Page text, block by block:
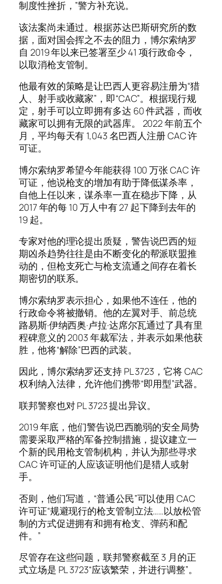
制度性挫折，”警方补充说。
该法案尚未通过。根据苏达巴斯研究所的数
据，面对国会挥之不去的阻力，博尔索纳罗
自 2019 年以来已签署至少 41 项行政命令，
以取消枪支管制。
他最有效的策略是让巴西人更容易注册为“猎
人、射手或收藏家”，即“CAC”。根据现行规
定，射手可以立即拥有多达 60 件武器，而收
藏家可以拥有无​​限的武器库。 2022 年前五个
月，平均每天有 1,043 名巴西人注册 CAC 许
可证。
博尔索纳罗希望今年能获得 100 万张 CAC 许
可证，他说枪支的增加有助于降低谋杀率，
自他上任以来，谋杀率一直在稳步下降，从
2017 年的每 10 万人中有 27 起下降到去年的
19 起。
专家对他的理论提出质疑，警告说巴西的短
期凶杀趋势往往是由不断变化的帮派联盟推
动的，但枪支死亡与枪支流通之间存在着长
期密切的联系。
博尔索纳罗表示担心，如果他不连任，他的
行政命令将被撤销。他的左翼对手、前总统
路易斯·伊纳西奥·卢拉·达席尔瓦通过了具有里
程碑意义的 2003 年裁军法，并表示如果他获
胜，他将“解除”巴西的武装。
因此，博尔索纳罗还支持 PL 3723，它将 CAC
权利纳入法律，允许他们携带“即用型”武器。
联邦警察也对 PL 3723 提出异议。
2019 年底，他们警告说巴西脆弱的安全局势
需要采取严格的军备控制措施，提议建立一
个新的民用枪支管制机构，并认为那些寻求
CAC 许可证的人应该证明他们是猎人或射
手。
否则，他们写道，“普通公民”可以使用 CAC
许可证“规避现行的枪支管制立法……以放松管
制的方式促进拥有和拥有枪支、弹药和配
件。”
尽管存在这些问题，联邦警察截至 3 月的正
式立场是 PL 3723“应该繁荣，并进行调整”。